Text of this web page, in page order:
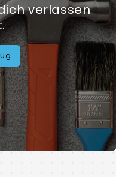
verlassen